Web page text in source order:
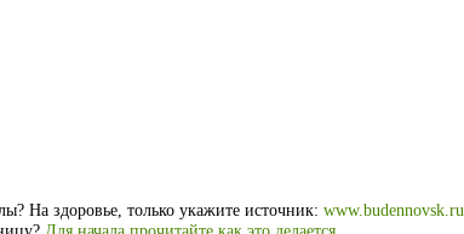
На здоровье, только укажите источник: www.budennovsk.ru